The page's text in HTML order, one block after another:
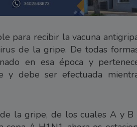
para recibir la vacuna
de la gripe. De todas
en esa época y
y debe ser efectuada
la gripe, de los cuales A y B